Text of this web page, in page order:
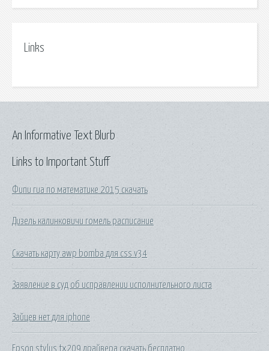
Links
Links to Important Stuff
Фипи гиа по математике 2015 скачать
Дизель калинковичи гомель расписание
Скачать карту awp bomba для css v34
Заявление в суд об исправлении исполнительного листа
Зайцев нет для iphone
Epson stylus tx209 драйвера скачать бесплатно
An Informative Text Blurb